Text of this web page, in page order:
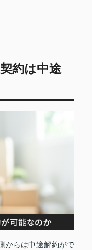
約は中途
からは中途解約がで